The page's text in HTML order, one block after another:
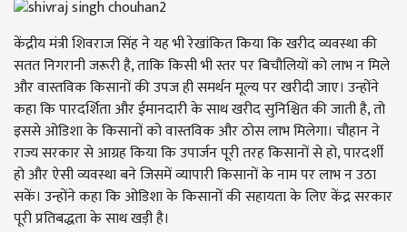
केंद्रीय मंत्री शिवराज सिंह ने यह भी रेखांकित किया कि खरीद व्यवस्था की
सतत निगरानी जरूरी है, ताकि किसी भी स्तर पर बिचौलियों को लाभ न मिले
और वास्तविक किसानों की उपज ही समर्थन मूल्य पर खरीदी जाए। उन्होंने
कहा कि पारदर्शिता और ईमानदारी के साथ खरीद सुनिश्चित की जाती है, तो
इससे ओडिशा के किसानों को वास्तविक और ठोस लाभ मिलेगा। चौहान ने
राज्य सरकार से आग्रह किया कि उपार्जन पूरी तरह किसानों से हो, पारदर्शी
हो और ऐसी व्यवस्था बने जिसमें व्यापारी किसानों के नाम पर लाभ न उठा
सकें। उन्होंने कहा कि ओडिशा के किसानों की सहायता के लिए केंद्र सरकार
पूरी प्रतिबद्धता के साथ खड़ी है।